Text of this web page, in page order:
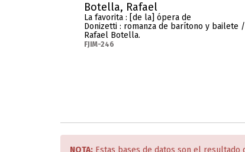
Botella, Rafael
La favorita : [de la] ópera de
Donizetti : romanza de barítono y bailete /
Rafael Botella.
FJIM-246